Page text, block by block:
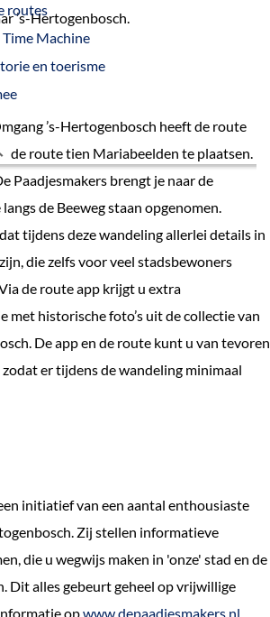
routes
Time Machine
en toerisme
’s-Hertogenbosch.
’s-Hertogenbosch heeft de route
de route tien Mariabeelden te plaatsen.
Paadjesmakers brengt je naar de
de Beeweg staan opgenomen.
tijdens deze wandeling allerlei details in
die zelfs voor veel stadsbewoners
de route app krijgt u extra
historische foto’s uit de collectie van
De app en de route kunt u van tevoren
er tijdens de wandeling minimaal
initiatief van een aantal enthousiaste
Zij stellen informatieve
die u wegwijs maken in 'onze' stad en de
Dit alles gebeurt geheel op vrijwillige
opwww.depaadjesmakers.nl